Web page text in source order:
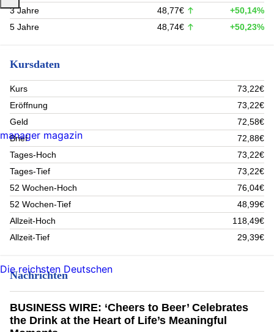
3 Jahre
48,77€
+50,14%
5 Jahre
48,74€ +50,23%
Kursdaten
Kurs
73,22€
Eröffnung
73,22€
Geld
72,58€
Brief
72,88€
Tages-Hoch
73,22€
Tages-Tief
73,22€
52 Wochen-Hoch
76,04€
52 Wochen-Tief
48,99€
Allzeit-Hoch
118,49€
Allzeit-Tief
29,39€
Nachrichten
BUSINESS WIRE: ‘Cheers to Beer’ Celebrates
the Drink at the Heart of Life’s Meaningful
manager magazin
Die reichsten Deutschen